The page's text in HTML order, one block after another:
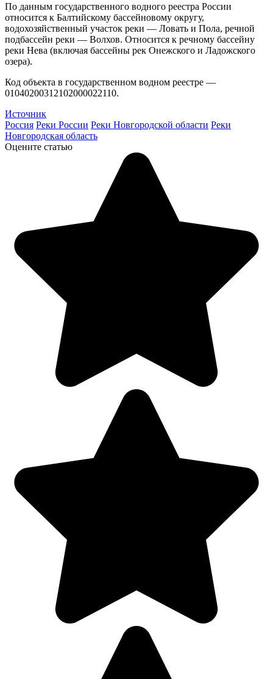
По данным государственного водного реестра России
относится к Балтийскому бассейновому округу,
водохозяйственный участок реки — Ловать и Пола, речной
подбассейн реки — Волхов. Относится к речному бассейну
реки Нева (включая бассейны рек Онежского и Ладожского
озера).
Код объекта в государственном водном реестре —
01040200312102000022110.
Источник
Россия Реки России Реки Новгородской области Реки
Новгородская область
Оцените статью